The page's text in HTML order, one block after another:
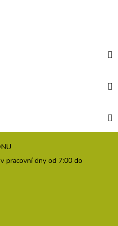
pracovní dny od 7:00 do